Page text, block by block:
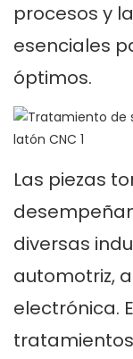
procesos y
esenciales
óptimos.
Las piezas
diversas
automotriz,
electrónica.